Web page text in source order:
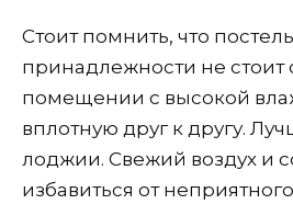
Стоит помнить, что
принадлежности не стоит
помещении с высокой
вплотную друг к другу.
лоджии. Свежий воздух и
избавиться от